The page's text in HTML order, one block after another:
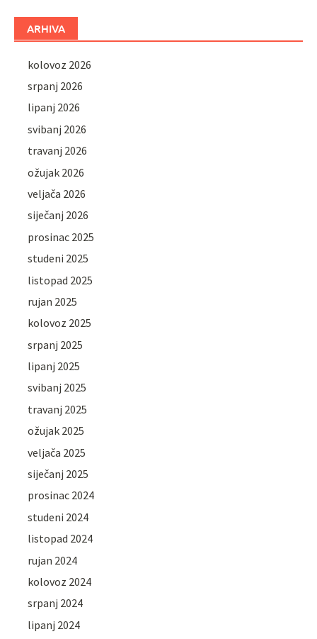
ARHIVA
kolovoz 2026
srpanj 2026
lipanj 2026
svibanj 2026
travanj 2026
ožujak 2026
veljača 2026
siječanj 2026
prosinac 2025
studeni 2025
listopad 2025
rujan 2025
kolovoz 2025
srpanj 2025
lipanj 2025
svibanj 2025
travanj 2025
ožujak 2025
veljača 2025
siječanj 2025
prosinac 2024
studeni 2024
listopad 2024
rujan 2024
kolovoz 2024
srpanj 2024
lipanj 2024